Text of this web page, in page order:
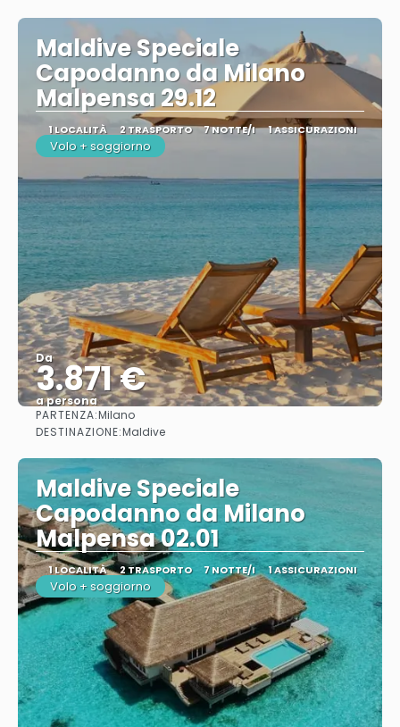
Maldive Speciale
Capodanno da Milano
Malpensa 29.12
1 LOCALITÀ 2 TRASPORTO 7 NOTTE/I 1 ASSICURAZIONI
Volo + soggiorno
Da
3.871 €
a persona
PARTENZA:Milano
DESTINAZIONE:Maldive
Maldive Speciale
Capodanno da Milano
Malpensa 02.01
1 LOCALITÀ 2 TRASPORTO 7 NOTTE/I 1 ASSICURAZIONI
Volo + soggiorno